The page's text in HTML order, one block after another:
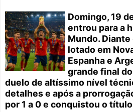
Domingo, 19
entrou para a
Mundo.
lotado em
Espanha e
grande final
duelo de altíssimo nível
detalhes e após a
por 1 a 0 e conquistou o